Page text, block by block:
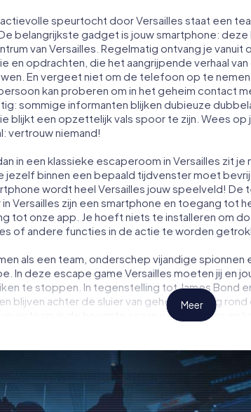
speurtocht door Versailles staat een
belangrijkste gadget is jouw smartphone:
van Versailles. Regelmatig ontvang je
en opdrachten, die het aangrijpende verhaal
En vergeet niet om de telefoon op te nemen
kan proberen om in het geheim contact
sommige informanten blijken dubieuze
blijkt een opzettelijk vals spoor te zijn. Wees
vertrouw niemand!
in een klassieke escaperoom in Versailles zit
jezelf binnen een bepaald tijdvenster moet
wordt heel Versailles jouw speelveld! De
in Versailles zijn een smartphone en toegang tot
tot onze app. Je hoeft niets te installeren om
of andere functies in de actie te worden
als een team, onderschep vijandige spionnen
In deze escape game Versailles moeten jij en
te stoppen. In tegenstelling tot James Bond
blijven achter de sluier van geheimhouding
jouw team in de hoogste score van Versailles en
Versailles in een escaperoom in de buitenlucht!
Meer